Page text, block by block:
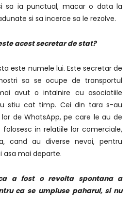
sa ia punctual, macar o data la
si sa incerce sa le rezolve.
acest secretar de stat?
este numele lui. Este secretar de
sa se ocupe de transportul
avut o intalnire cu asociatiile
stiu cat timp. Cei din tara s-au
de WhatsApp, pe care le au de
in relatiile lor comerciale,
cand au diverse nevoi, pentru
asa mai departe.
a fost o revolta spontana a
ca se umpluse paharul, si nu